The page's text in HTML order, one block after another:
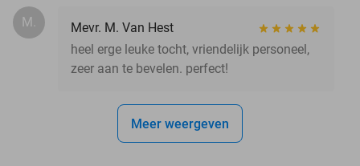
M.
Mevr. M. Van Hest
heel erge leuke tocht, vriendelijk personeel,
zeer aan te bevelen. perfect!
Meer weergeven